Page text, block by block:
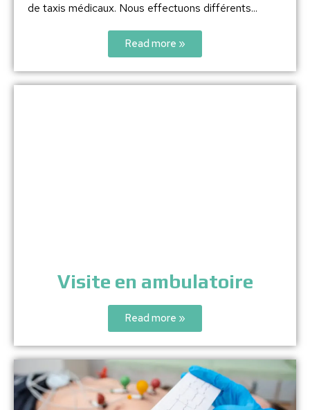
de taxis médicaux. Nous effectuons différents...
Read more »
Visite en ambulatoire
Read more »